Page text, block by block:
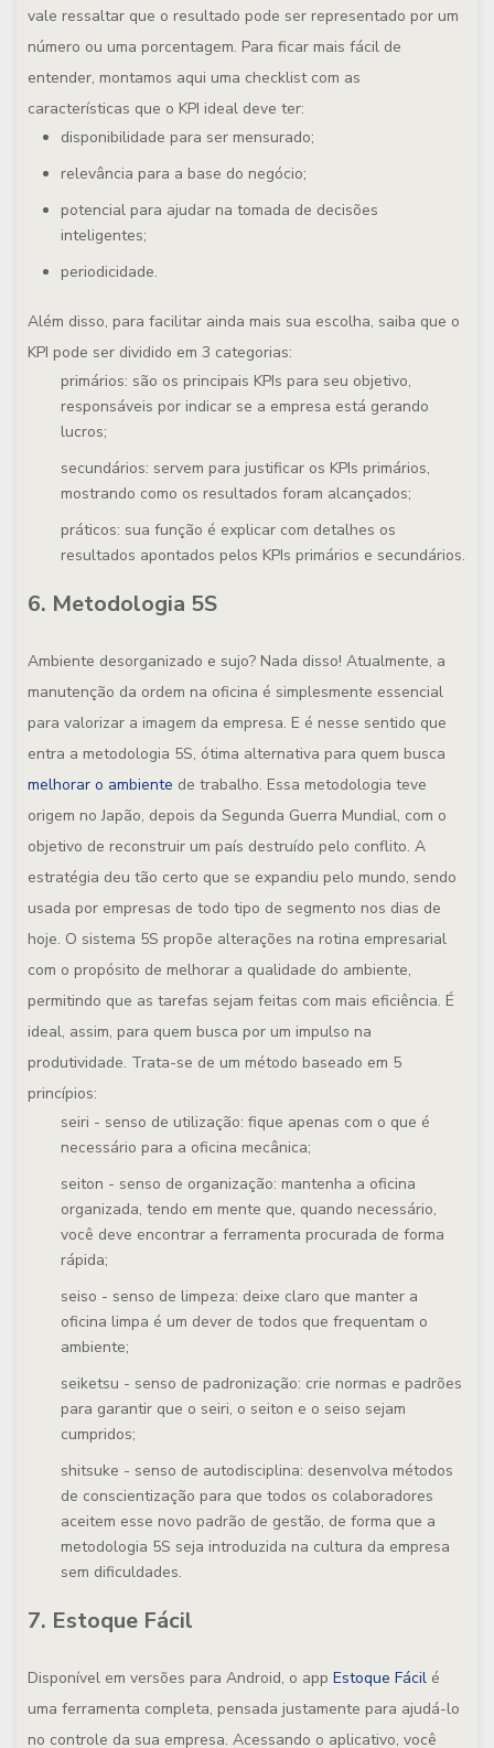
vale ressaltar que o resultado pode ser representado por um
número ou uma porcentagem. Para ficar mais fácil de
entender, montamos aqui uma checklist com as
características que o KPI ideal deve ter:
disponibilidade para ser mensurado;
relevância para a base do negócio;
potencial para ajudar na tomada de decisões
inteligentes;
periodicidade.
Além disso, para facilitar ainda mais sua escolha, saiba que o
KPI pode ser dividido em 3 categorias:
primários: são os principais KPIs para seu objetivo,
responsáveis por indicar se a empresa está gerando
lucros;
secundários: servem para justificar os KPIs primários,
mostrando como os resultados foram alcançados;
práticos: sua função é explicar com detalhes os
resultados apontados pelos KPIs primários e secundários.
6. Metodologia 5S
Ambiente desorganizado e sujo? Nada disso! Atualmente, a
manutenção da ordem na oficina é simplesmente essencial
para valorizar a imagem da empresa. E é nesse sentido que
entra a metodologia 5S, ótima alternativa para quem busca
melhorar o ambiente de trabalho. Essa metodologia teve
origem no Japão, depois da Segunda Guerra Mundial, com o
objetivo de reconstruir um país destruído pelo conflito. A
estratégia deu tão certo que se expandiu pelo mundo, sendo
usada por empresas de todo tipo de segmento nos dias de
hoje. O sistema 5S propõe alterações na rotina empresarial
com o propósito de melhorar a qualidade do ambiente,
permitindo que as tarefas sejam feitas com mais eficiência. É
ideal, assim, para quem busca por um impulso na
produtividade. Trata-se de um método baseado em 5
princípios:
seiri - senso de utilização: fique apenas com o que é
necessário para a oficina mecânica;
seiton - senso de organização: mantenha a oficina
organizada, tendo em mente que, quando necessário,
você deve encontrar a ferramenta procurada de forma
rápida;
seiso - senso de limpeza: deixe claro que manter a
oficina limpa é um dever de todos que frequentam o
ambiente;
seiketsu - senso de padronização: crie normas e padrões
para garantir que o seiri, o seiton e o seiso sejam
cumpridos;
shitsuke - senso de autodisciplina: desenvolva métodos
de conscientização para que todos os colaboradores
aceitem esse novo padrão de gestão, de forma que a
metodologia 5S seja introduzida na cultura da empresa
sem dificuldades.
7. Estoque Fácil
Disponível em versões para Android, o app Estoque Fácil é
uma ferramenta completa, pensada justamente para ajudá-lo
no controle da sua empresa. Acessando o aplicativo, você